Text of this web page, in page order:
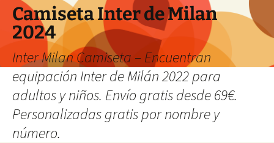
Camiseta Inter de Milan
2024
Inter Milan Camiseta – Encuentran
equipación Inter de Milán 2022 para
adultos y niños. Envío gratis desde 69€.
Personalizadas gratis por nombre y
número.